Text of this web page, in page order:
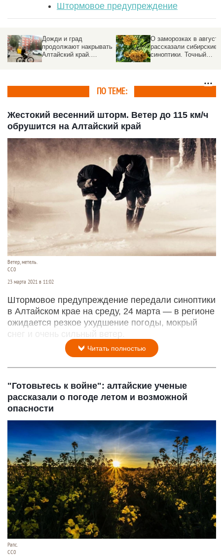
Штормовое предупреждение
Дожди и град
продолжают накрывать
Алтайский край.
О заморозках в августе
рассказали сибирские
синоптики. Точный
ПО ТЕМЕ:
Жестокий весенний шторм. Ветер до 115 км/ч
обрушится на Алтайский край
Ветер, метель.
СС0
23 марта 2021 в 11:02
Штормовое предупреждение передали синоптики
в Алтайском крае на среду, 24 марта — в регионе
ожидается резкое ухудшение погоды, мокрый
снег и очень сильный ветер.
Читать полностью
"Готовьтесь к войне": алтайские ученые
рассказали о погоде летом и возможной
опасности
Рапс.
СС0